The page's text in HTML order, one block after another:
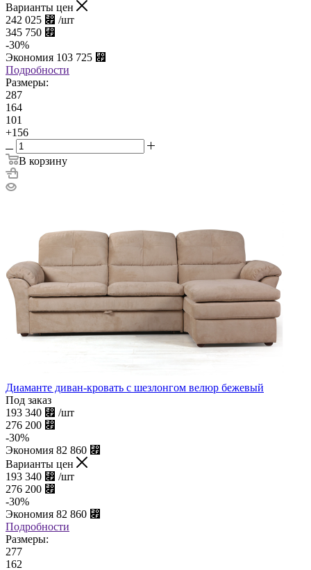
Варианты цен
242 025 ⃏ /шт
345 750 ⃏
-30%
Экономия 103 725 ⃏
Подробности
Размеры:
287
164
101
+156
В корзину
Диаманте диван-кровать с шезлонгом велюр бежевый
Под заказ
193 340 ⃏ /шт
276 200 ⃏
-30%
Экономия 82 860 ⃏
Варианты цен
193 340 ⃏ /шт
276 200 ⃏
-30%
Экономия 82 860 ⃏
Подробности
Размеры:
277
162